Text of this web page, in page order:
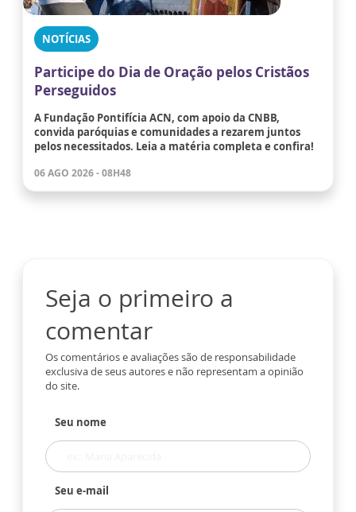
NOTÍCIAS
Participe do Dia de Oração pelos Cristãos
Perseguidos
A Fundação Pontifícia ACN, com apoio da CNBB,
convida paróquias e comunidades a rezarem juntos
pelos necessitados. Leia a matéria completa e confira!
06 AGO 2026 - 08H48
Seja o primeiro a
comentar
Os comentários e avaliações são de responsabilidade
exclusiva de seus autores e não representam a opinião
do site.
Seu nome
Seu e-mail